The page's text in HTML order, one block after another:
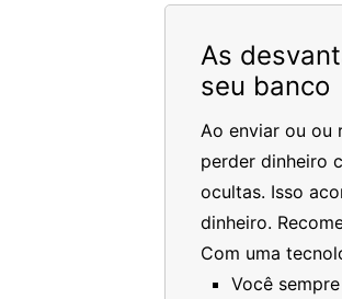
As
seu banco
Ao enviar ou ou
perder dinheiro
ocultas. Isso
dinheiro.
Com uma
Você